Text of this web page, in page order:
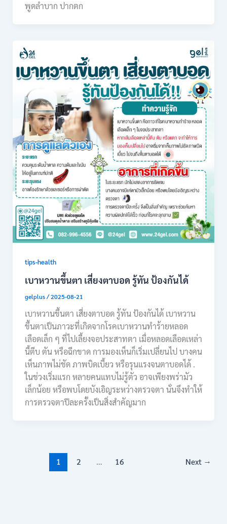
พูดลำบาก ปากตก
tips-health
เบาหวานขึ้นตา เสี่ยงตาบอด รู้ทัน ป้องกันได้
gelplus/2025-08-21
เบาหวานขึ้นตา เสี่ยงตาบอด รู้ทัน ป้องกันได้ เบาหวาน
ขึ้นตาเป็นภาวะที่เกิดจากโรคเบาหวานทำร้ายหลอด
เลือดเล็ก ๆ ที่ไปเลี้ยงจอประสาทตา เมื่อหลอดเลือดเหล่า
นี้ตีบ ตัน หรือฉีกขาด การมองเห็นก็เริ่มเปลี่ยนไป บางคน
เห็นภาพไม่ชัด ภาพบิดเบี้ยว หรือรุนแรงจนตาบอดได้ .
ในช่วงเริ่มแรก หลายคนแทบไม่รู้ตัว อาจเพียงพร่ามัว
เล็กน้อย หรือพบโดยบังเอิญระหว่างตรวจตา นั่นจึงทำให้
การตรวจตาปีละครั้งเป็นสิ่งสำคัญมาก
1 2 … 16 Next →